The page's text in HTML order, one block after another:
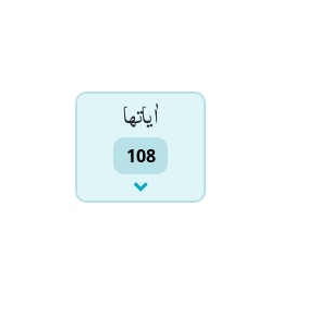
اٰياتها
108